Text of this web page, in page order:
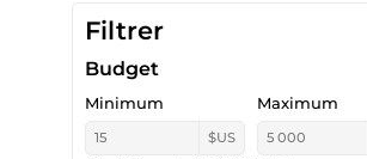
Filtrer
Budget
Minimum
$US
Maximum